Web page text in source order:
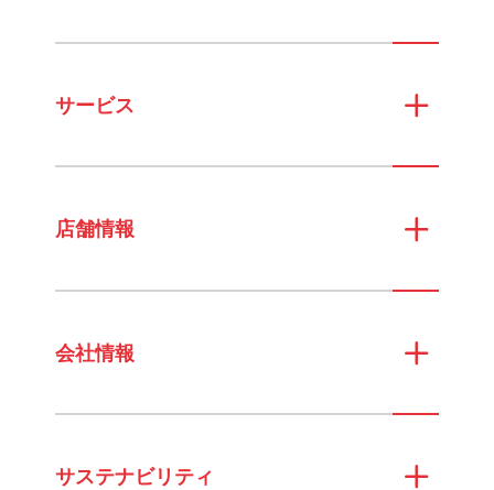
サービス
店舗情報
会社情報
サステナビリティ